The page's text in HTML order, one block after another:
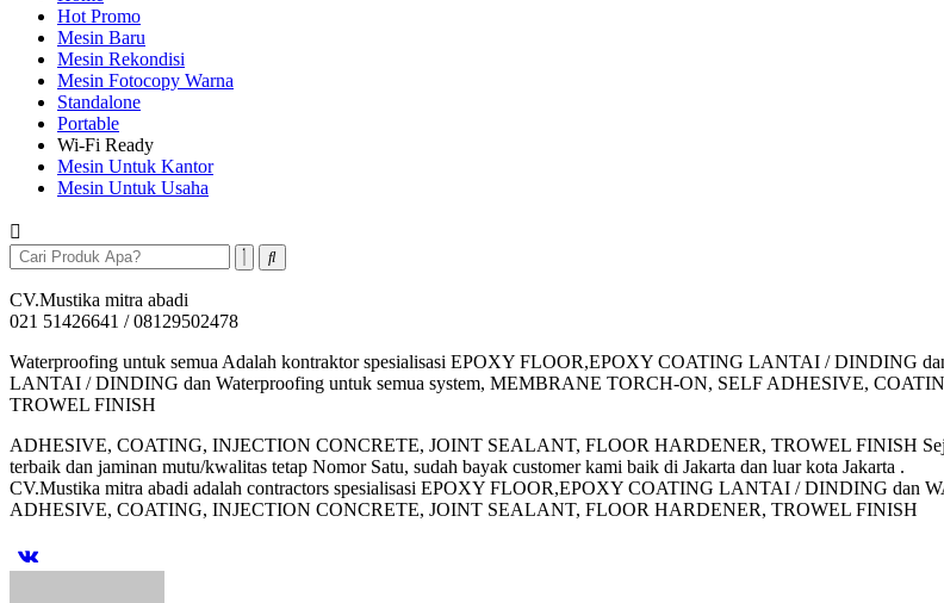
Hot Promo
Mesin Baru
Mesin Rekondisi
Mesin Fotocopy Warna
Standalone
Portable
Wi-Fi Ready
Mesin Untuk Kantor
Mesin Untuk Usaha
CV.Mustika mitra abadi
021 51426641 / 08129502478
Waterproofing untuk semua Adalah kontraktor spesialisasi EPOXY FLOOR,EPOXY COATING LANTAI /
LANTAI / DINDING dan Waterproofing untuk semua system, MEMBRANE TORCH-ON, SELF ADHESIVE,
TROWEL FINISH
ADHESIVE, COATING, INJECTION CONCRETE, JOINT SEALANT, FLOOR HARDENER, TROWEL FINISH
terbaik dan jaminan mutu/kwalitas tetap Nomor Satu, sudah bayak customer kami baik di Jakarta dan luar kota Jakarta .
CV.Mustika mitra abadi adalah contractors spesialisasi EPOXY FLOOR,EPOXY COATING LANTAI / DINDING dan
ADHESIVE, COATING, INJECTION CONCRETE, JOINT SEALANT, FLOOR HARDENER, TROWEL FINISH